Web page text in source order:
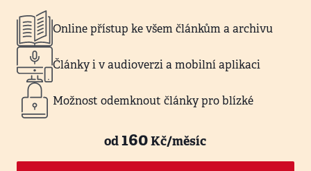
Online přístup ke všem článkům a archivu
Články i v audioverzi a mobilní aplikaci
Možnost odemknout články pro blízké
od160Kč/měsíc